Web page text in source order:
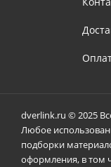
dverlink.ru © 2025
Любое
подборки
оформления, в том